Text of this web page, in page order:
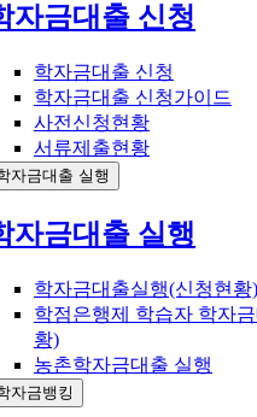
자금대출 신청
학자금대출 신청
학자금대출 신청가이드
사전신청현황
서류제출현황
자금대출 실행
자금대출 실행
학자금대출실행(신청현황)
학점은행제 학습자 학자
황)
농촌학자금대출 실행
자금뱅킹